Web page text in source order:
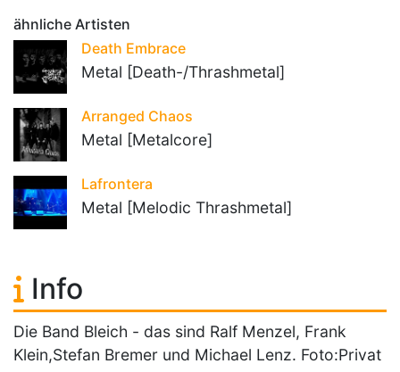
ähnliche Artisten
Death Embrace
Metal [Death-/Thrashmetal]
Arranged Chaos
Metal [Metalcore]
Lafrontera
Metal [Melodic Thrashmetal]
Info
Die Band Bleich - das sind Ralf Menzel, Frank
Klein,Stefan Bremer und Michael Lenz. Foto:Privat